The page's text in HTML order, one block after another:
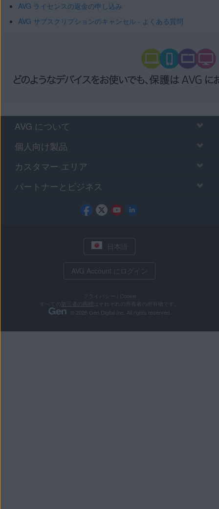
AVG ライセンスの返金の申し込み
AVG サブスクリプションのキャンセル - よくある質問
AVG について
個人向け製品
カスタマー エリア
パートナーとビジネス
日本語
AVG Account にログイン
プライバシー
Cookie
第三者の商標
はそれぞれの所有者の所有物です。
© 2026 Gen Digital Inc. All rights reserved.